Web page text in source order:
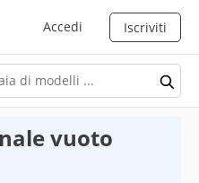
Accedi Iscriviti
vuoto